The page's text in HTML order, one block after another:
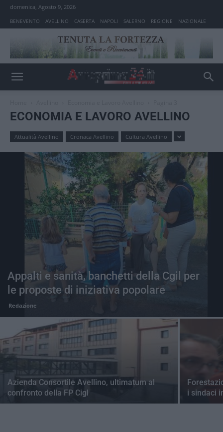
domenica, Agosto 9, 2026
BENEVENTO AVELLINO CASERTA NAPOLI SALERNO REGIONE NAZIONALE
ECONOMIA E LAVORO AVELLINO
Attualità Avellino Cronaca Avellino Cultura Avellino
Appalti e sanità, banchetti della Cgil per
le proposte di iniziativa popolare
Redazione
Azienda Consortile Avellino, ultimatum al
confronto della FP Cigl
i sindaci